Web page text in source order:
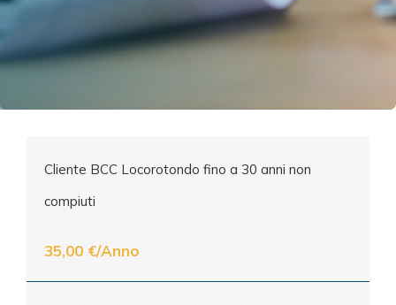
Cliente BCC Locorotondo fino a 30 anni non
compiuti
35,00 €/Anno